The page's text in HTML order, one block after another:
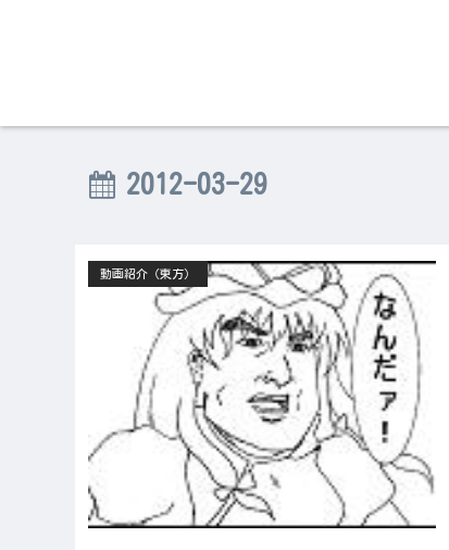
2012-03-29
動画紹介（東方）